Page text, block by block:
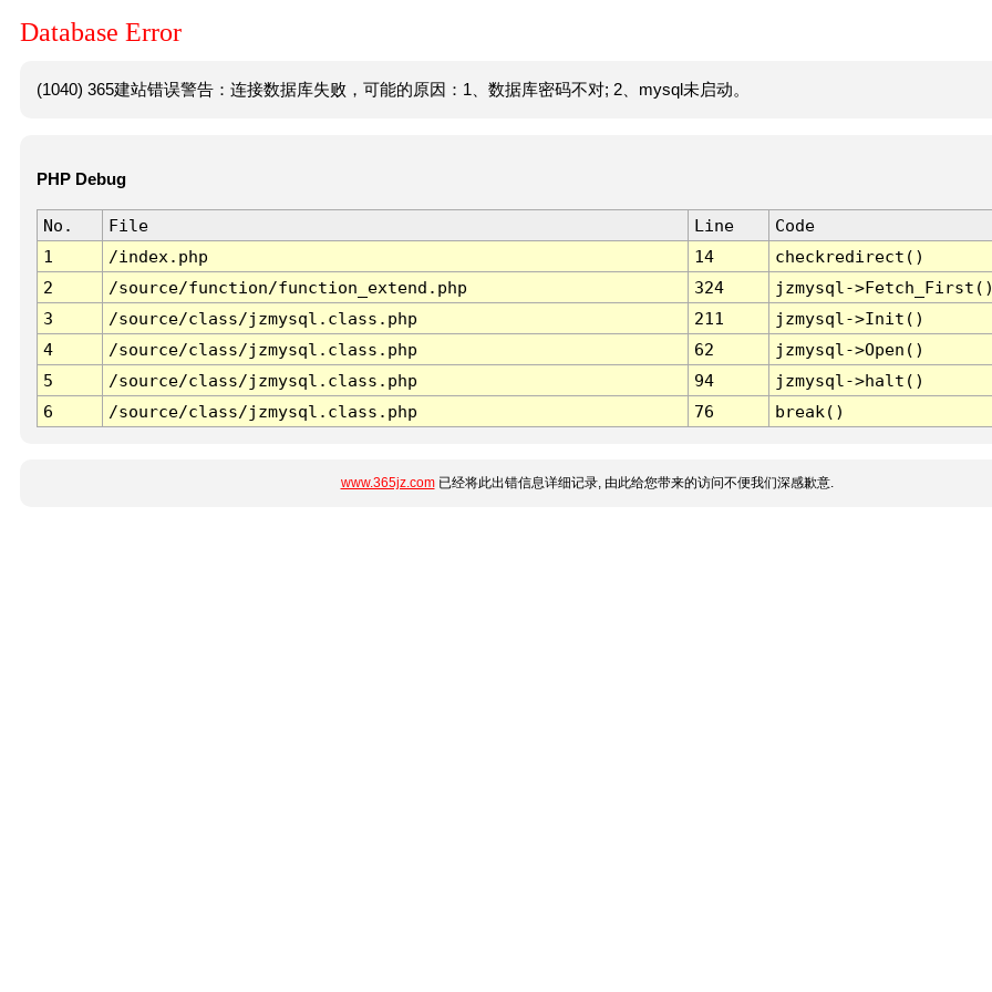
Database Error
(1040) 365建站错误警告：连接数据库失败，可能的原因：1、数据库密码不对; 2、mysql未启动。
PHP Debug
No. File Line
Code
1
/index.php 14
checkredirect()
2
/source/function/function_extend.php 324
jzmysql-
3
/source/class/jzmysql.class.php 211
jzmysql->Init()
4
/source/class/jzmysql.class.php 62
jzmysql->Open()
5
/source/class/jzmysql.class.php 94
jzmysql->halt()
6
/source/class/jzmysql.class.php 76 break()
www.365jz.com已经将此出错信息详细记录, 由此给您带来的访问不便我们深感歉意.